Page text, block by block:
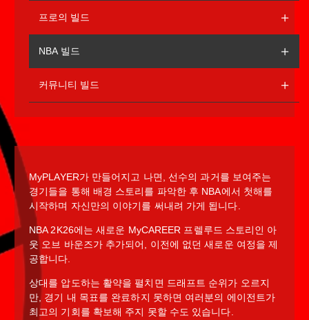
프로의 빌드
NBA 빌드
커뮤니티 빌드
MyPLAYER가 만들어지고 나면, 선수의 과거를 보여주는
경기들을 통해 배경 스토리를 파악한 후 NBA에서 첫해를
시작하며 자신만의 이야기를 써내려 가게 됩니다.
NBA 2K26에는 새로운 MyCAREER 프렐루드 스토리인 아
웃 오브 바운즈가 추가되어, 이전에 없던 새로운 여정을 제
공합니다.
상대를 압도하는 활약을 펼치면 드래프트 순위가 오르지
만, 경기 내 목표를 완료하지 못하면 여러분의 에이전트가
최고의 기회를 확보해 주지 못할 수도 있습니다.